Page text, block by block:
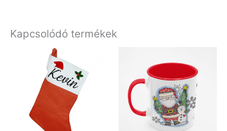
Kapcsolódó termékek